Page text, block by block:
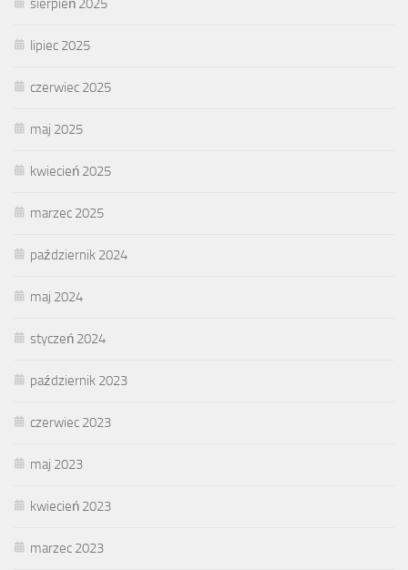
lipiec 2025
czerwiec 2025
maj 2025
kwiecień 2025
marzec 2025
październik 2024
maj 2024
styczeń 2024
październik 2023
czerwiec 2023
maj 2023
kwiecień 2023
marzec 2023